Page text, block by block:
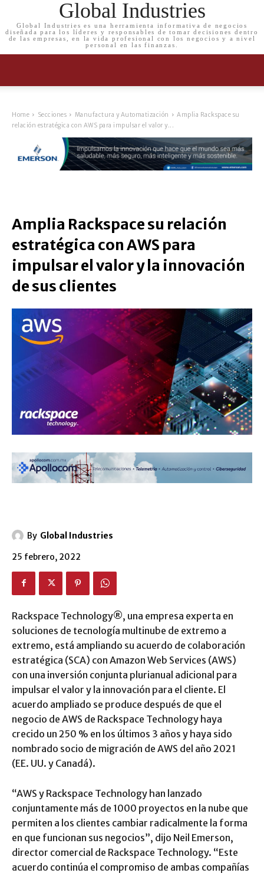
Global Industries
Global Industries es una herramienta informativa de negocios
diseñada para los líderes y responsables de tomar decisiones dentro
de las empresas, en la vida profesional con los negocios y a nivel
personal en las finanzas.
Home Secciones Manufactura y Automatización
Amplia Rackspace su
relación estratégica con AWS para impulsar el valor y...
Amplia Rackspace su relación
estratégica con AWS para
impulsar el valor y la innovación
de sus clientes
By Global Industries
25 febrero, 2022
Rackspace Technology®, una empresa experta en
soluciones de tecnología multinube de extremo a
extremo, está ampliando su acuerdo de colaboración
estratégica (SCA) con Amazon Web Services (AWS)
con una inversión conjunta plurianual adicional para
impulsar el valor y la innovación para el cliente. El
acuerdo ampliado se produce después de que el
negocio de AWS de Rackspace Technology haya
crecido un 250 % en los últimos 3 años y haya sido
nombrado socio de migración de AWS del año 2021
(EE. UU. y Canadá).
“AWS y Rackspace Technology han lanzado
conjuntamente más de 1000 proyectos en la nube que
permiten a los clientes cambiar radicalmente la forma
en que funcionan sus negocios”, dijo Neil Emerson,
director comercial de Rackspace Technology. “Este
acuerdo continúa el compromiso de ambas compañías